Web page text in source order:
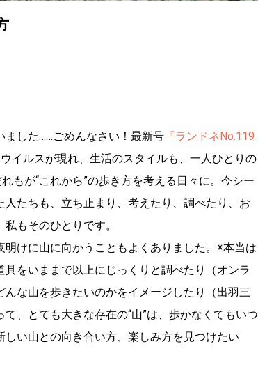
ました……ごめんなさい！最新号 『ランドネNo.119
イルスが現れ、生活のスタイルも、一人ひとりの
もが“これから”の歩き方を考える日々に。今シー
たちも、立ち止まり、考えたり、調べたり、お
もそのひとりです。
けに山に向かうこともよくありました。※本当は
をいままで以上にじっくりと調べたり（オンラ
な山を歩きたいのかをイメージしたり（出羽三
、とても大きな存在の“山”は、歩かなくてもいつ
い山との向き合い方、楽しみ方を見つけたい